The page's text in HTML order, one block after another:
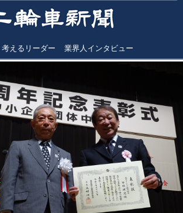
考えるリーダー 業界人インタビュー